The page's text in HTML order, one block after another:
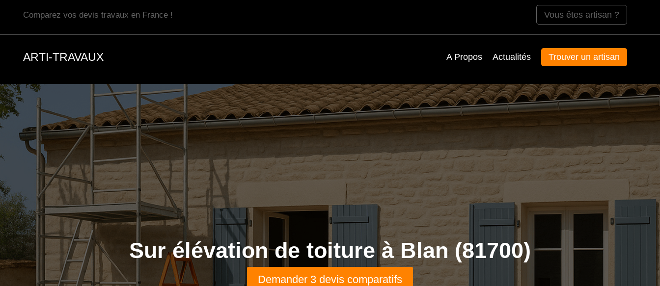
Comparez vos devis travaux en France ! Vous êtes artisan ?
ARTI-TRAVAUX A Propos Actualités Trouver un artisan
Sur élévation de toiture à Blan (81700)
Demander 3 devis comparatifs